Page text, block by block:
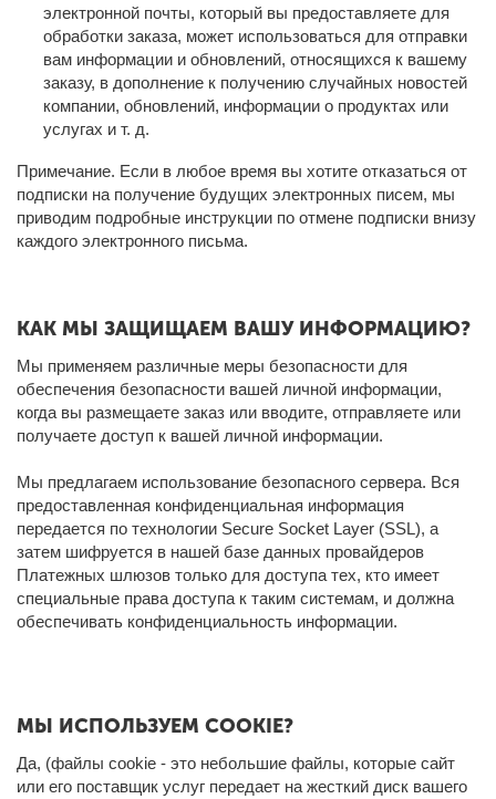
электронной почты, который вы предоставляете для
обработки заказа, может использоваться для отправки
вам информации и обновлений, относящихся к вашему
заказу, в дополнение к получению случайных новостей
компании, обновлений, информации о продуктах или
услугах и т. д.
Примечание. Если в любое время вы хотите отказаться от
подписки на получение будущих электронных писем, мы
приводим подробные инструкции по отмене подписки внизу
каждого электронного письма.
КАК МЫ ЗАЩИЩАЕМ ВАШУ ИНФОРМАЦИЮ?
Мы применяем различные меры безопасности для
обеспечения безопасности вашей личной информации,
когда вы размещаете заказ или вводите, отправляете или
получаете доступ к вашей личной информации.
Мы предлагаем использование безопасного сервера. Вся
предоставленная конфиденциальная информация
передается по технологии Secure Socket Layer (SSL), а
затем шифруется в нашей базе данных провайдеров
Платежных шлюзов только для доступа тех, кто имеет
специальные права доступа к таким системам, и должна
обеспечивать конфиденциальность информации.
МЫ ИСПОЛЬЗУЕМ COOKIE?
Да, (файлы cookie - это небольшие файлы, которые сайт
или его поставщик услуг передает на жесткий диск вашего